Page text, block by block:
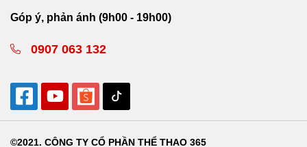
Góp ý, phản ánh (9h00 - 19h00)
0907 063 132
©2021. CÔNG TY CỔ PHẦN THỂ THAO 365